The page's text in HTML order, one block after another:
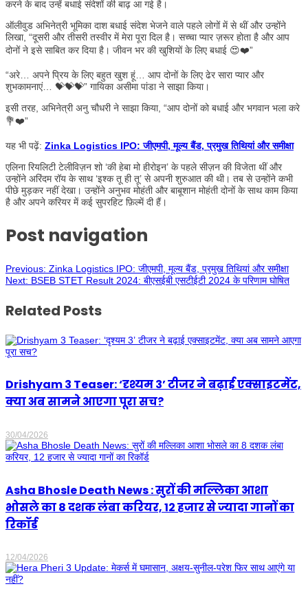
करने के बाद उन्हें बधाई संदेशों की बाढ़ आ गई है।
ऑलीवुड अभिनेत्री भूमिका दाश बधाई संदेश भेजने वाले पहले लोगों में से थीं और उन्होंने
लिखा, “दूसरी और तीसरी तस्वीर में मेरा पूरा दिल है। सच्चा प्यार ज़रूर होता है और आप
दोनों ने इसे साबित कर दिया है। जीवन भर की खुशियों के लिए बधाई 😍❤️”
“अरे… अपने प्रिय के लिए बहुत खुश हूं… आप दोनों के लिए ढेर सारा प्यार और
शुभकामनाएं… 💝💝💝” गायिका असीमा पांडा ने साझा किया।
इसी तरह, अभिनेत्री अनु चौधरी ने साझा किया, “आप दोनों को बधाई और भगवान भला करे
💐❤️”
यह भी पढ़ें: Zinka Logistics IPO: जीएमपी, मूल्य बैंड, प्रमुख तिथियां और समीक्षा
एलिना रियलिटी टेलीविज़न शो ‘की हेबा मो हीरोइन’ के पहले सीज़न की विजेता थीं और
उन्होंने अरिंदम रॉय के साथ ‘इश्क तू ही तू’ से अपनी शुरुआत की थी। तब से उन्होंने कभी
पीछे मुड़कर नहीं देखा। उन्होंने अनुभव मोहंती और बाबूशान मोहंती दोनों के साथ काम किया
है और अपने करियर में कई सुपरहिट फ़िल्में दी हैं।
Post navigation
Previous: Zinka Logistics IPO: जीएमपी, मूल्य बैंड, प्रमुख तिथियां और समीक्षा
Next: BSEB STET Result 2024: बीएसईबी एसटीईटी 2024 के परिणाम घोषित
Related Posts
Drishyam 3 Teaser: ‘दृश्यम 3’ टीजर ने बढ़ाई एक्साइटमेंट,
क्या अब सामने आएगा पूरा सच?
30/04/2026
Asha Bhosle Death News : सुरों की मल्लिका आशा
भोसले का 8 दशक लंबा करियर, 12 हजार से ज्यादा गानों का
रिकॉर्ड
12/04/2026